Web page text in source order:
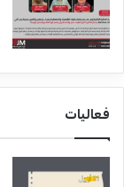
فعاليات